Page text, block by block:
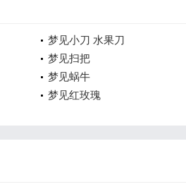
梦见小刀 水果刀
梦见扫把
梦见蜗牛
梦见红玫瑰